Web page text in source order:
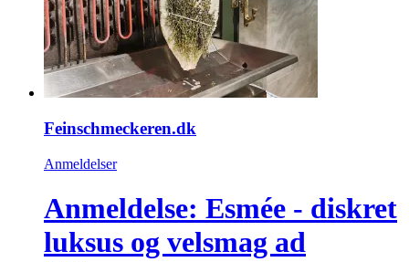
Feinschmeckeren.dk
Anmeldelser
Anmeldelse: Esmée - diskret
luksus og velsmag ad